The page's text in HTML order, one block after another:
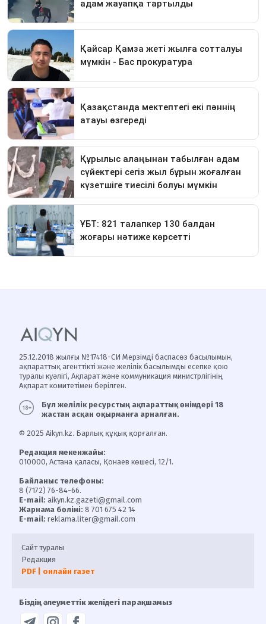
25.12.2018 жылғы №17418-СИ Мерзімді баспасөз басылымын,
ақпараттық агенттікті және желілік басылымды есепке қою
туралы куәлігі, Ақпарат және коммуникация министрлігінің
Ақпарат комитетімен берілген.
Бұл желілік ресурстың ақпараттық өнімдері 18
жастан асқан оқырманға арналған.
© 2025 Aikyn.kz. Барлық құқық қорғалған.
Редакция мекенжайы:
010000, Астана қаласы, Қонаев көшесі, 12/1.
Байланыс телефоны:
8 (7172) 76-84-66.
E-mail: aikyn.kz.gazeti@gmail.com
Жарнама бөлімі: 8 701 675 42 14
E-mail: reklama.liter@gmail.com
Сайт туралы
Редакция
PDF | онлайн газет
Біздің әлеуметтік желідегі парақшамыз